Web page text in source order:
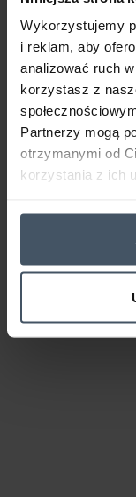
Wykorzystujemy
i reklam, aby
analizować ruch
korzystasz z
Partnerzy mogą
otrzymanymi od
korzystania z ich